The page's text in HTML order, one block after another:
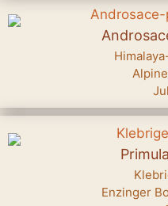
Enzinger